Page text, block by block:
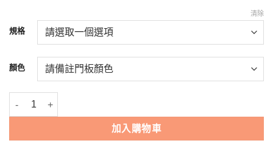
NT$6,900。
規格
顏色
清除
【流理台(全#304),A1-120崁入式爐台(下開關)】 數量
加入購物車